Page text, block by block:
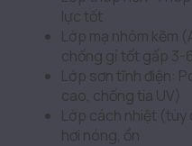
lực tốt
Lớp mạ nhôm kẽm
chống gỉ tốt gấp 3-
Lớp sơn tĩnh điện:
cao, chống tia UV)
Lớp cách nhiệt (tùy
hơi nóng, ồn